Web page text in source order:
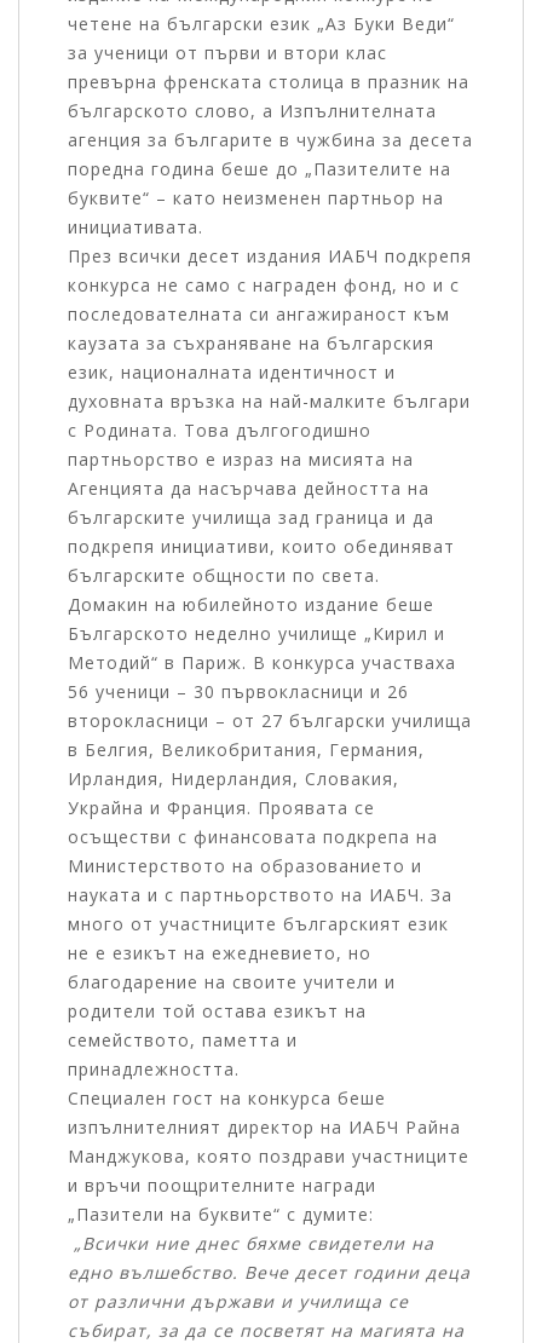
четене на български език „Аз Буки Веди“
за ученици от първи и втори клас
превърна френската столица в празник на
българското слово, а Изпълнителната
агенция за българите в чужбина за десета
поредна година беше до „Пазителите на
буквите“ – като неизменен партньор на
инициативата.
През всички десет издания ИАБЧ подкрепя
конкурса не само с награден фонд, но и с
последователната си ангажираност към
каузата за съхраняване на българския
език, националната идентичност и
духовната връзка на най-малките българи
с Родината. Това дългогодишно
партньорство е израз на мисията на
Агенцията да насърчава дейността на
българските училища зад граница и да
подкрепя инициативи, които обединяват
българските общности по света.
Домакин на юбилейното издание беше
Българското неделно училище „Кирил и
Методий“ в Париж. В конкурса участваха
56 ученици – 30 първокласници и 26
второкласници – от 27 български училища
в Белгия, Великобритания, Германия,
Ирландия, Нидерландия, Словакия,
Украйна и Франция. Проявата се
осъществи с финансовата подкрепа на
Министерството на образованието и
науката и с партньорството на ИАБЧ. За
много от участниците българският език
не е езикът на ежедневието, но
благодарение на своите учители и
родители той остава езикът на
семейството, паметта и
принадлежността.
Специален гост на конкурса беше
изпълнителният директор на ИАБЧ Райна
Манджукова, която поздрави участниците
и връчи поощрителните награди
„Пазители на буквите“ с думите:
„Всички ние днес бяхме свидетели на
едно вълшебство. Вече десет години деца
от различни държави и училища се
събират, за да се посветят на магията на